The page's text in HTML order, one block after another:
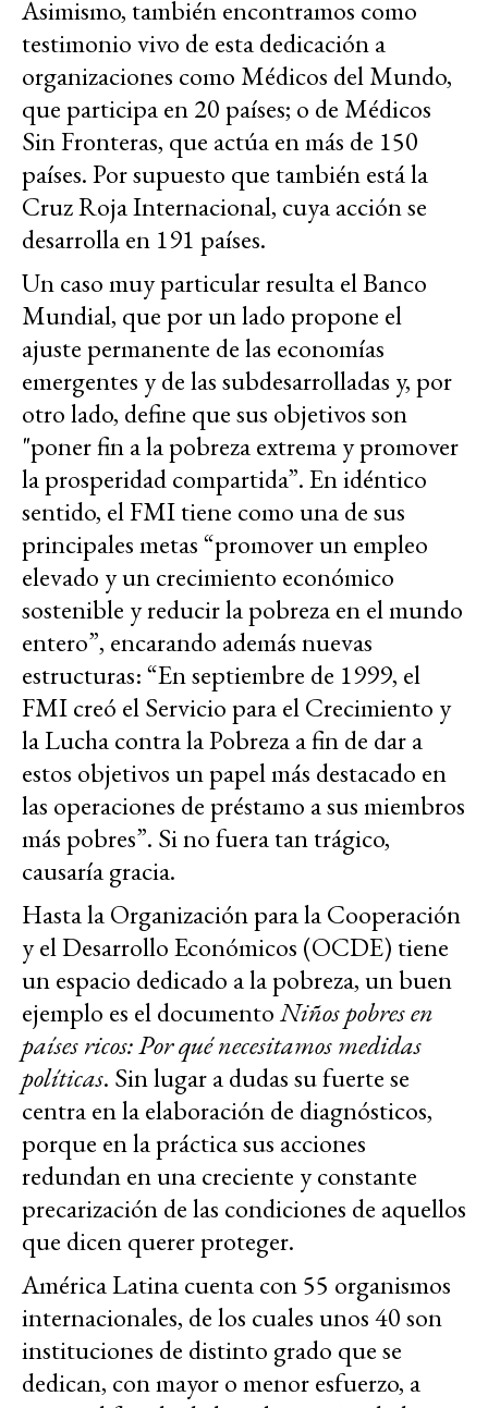
Asimismo, también encontramos como
testimonio vivo de esta dedicación a
organizaciones como Médicos del Mundo,
que participa en 20 países; o de Médicos
Sin Fronteras, que actúa en más de 150
países. Por supuesto que también está la
Cruz Roja Internacional, cuya acción se
desarrolla en 191 países.
Un caso muy particular resulta el Banco
Mundial, que por un lado propone el
ajuste permanente de las economías
emergentes y de las subdesarrolladas y, por
otro lado, define que sus objetivos son
"poner fin a la pobreza extrema y promover
la prosperidad compartida”. En idéntico
sentido, el FMI tiene como una de sus
principales metas “promover un empleo
elevado y un crecimiento económico
sostenible y reducir la pobreza en el mundo
entero”, encarando además nuevas
estructuras: “En septiembre de 1999, el
FMI creó el Servicio para el Crecimiento y
la Lucha contra la Pobreza a fin de dar a
estos objetivos un papel más destacado en
las operaciones de préstamo a sus miembros
más pobres”. Si no fuera tan trágico,
causaría gracia.
Hasta la Organización para la Cooperación
y el Desarrollo Económicos (OCDE) tiene
un espacio dedicado a la pobreza, un buen
ejemplo es el documentoNiños pobres en
países ricos: Por qué necesitamos medidas
políticas. Sin lugar a dudas su fuerte se
centra en la elaboración de diagnósticos,
porque en la práctica sus acciones
redundan en una creciente y constante
precarización de las condiciones de aquellos
que dicen querer proteger.
América Latina cuenta con 55 organismos
internacionales, de los cuales unos 40 son
instituciones de distinto grado que se
dedican, con mayor o menor esfuerzo, a